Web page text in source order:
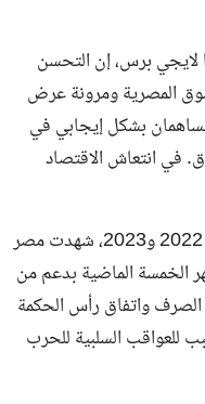
لايجي برس، إن التحسن
المصرية ومرونة عرض
يساهمان بشكل إيجابي في
في انتعاش الاقتصاد
وبعد تفاقم أزمة النقد الأجنبي في عامي 2022 و2023، شهدت مصر
الخمسة الماضية بدعم من
واتفاق رأس الحكمة
للعواقب السلبية للحرب